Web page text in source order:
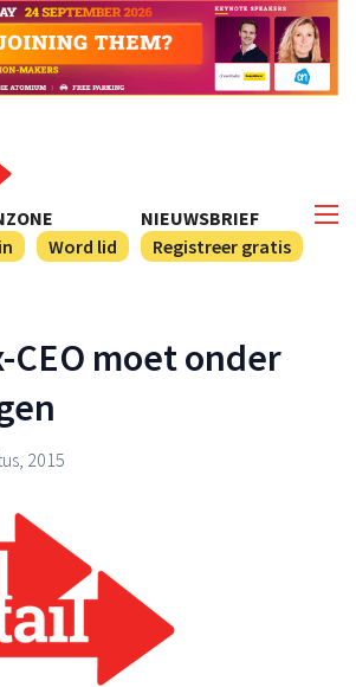
NIEUWSBRIEF
Registreer gratis
Word lid
CEO moet onder
2015